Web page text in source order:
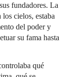
fundadores. La
cielos, estaba
del poder y
su fama hasta
qué